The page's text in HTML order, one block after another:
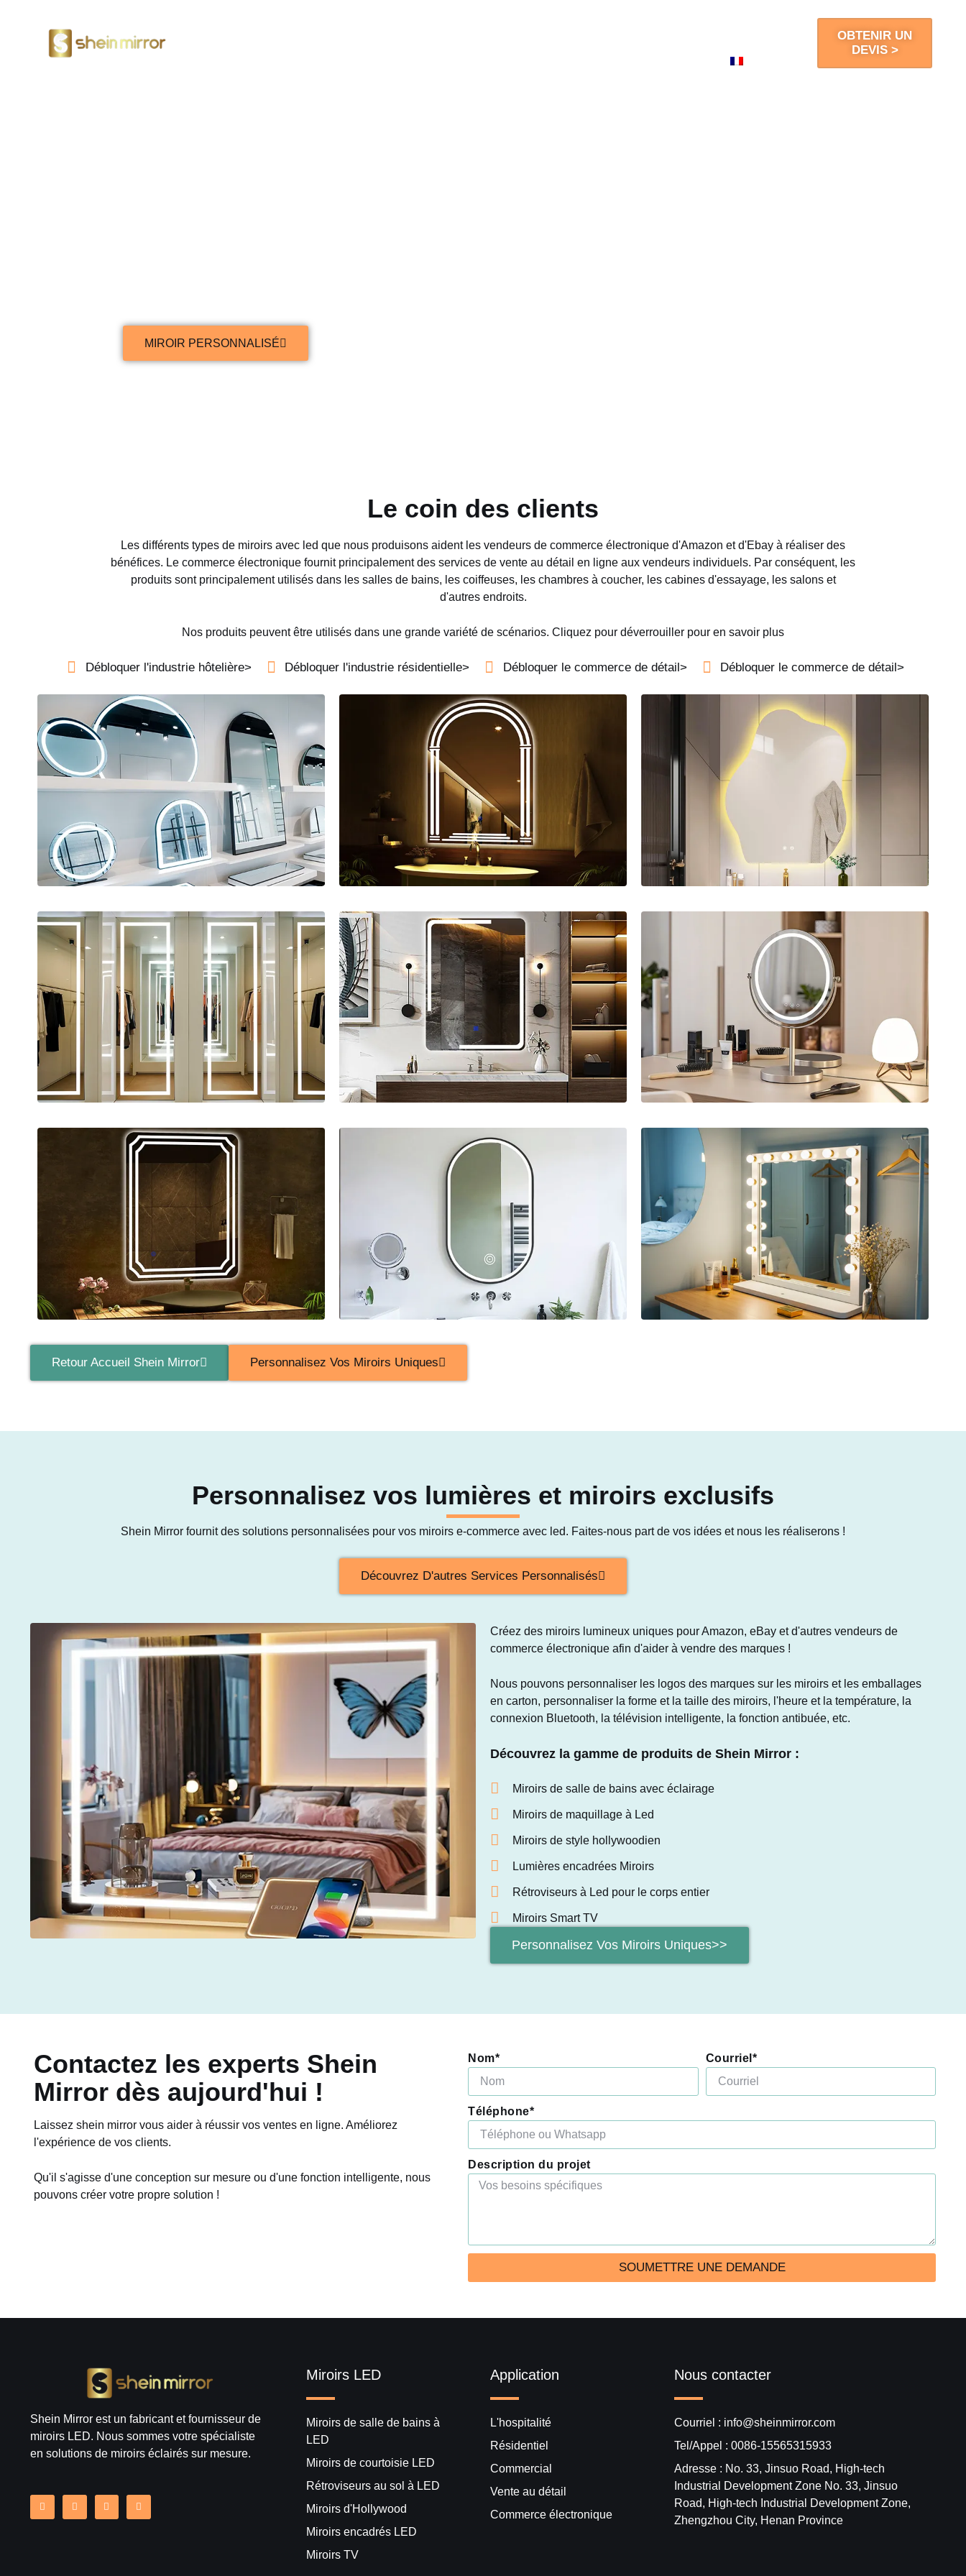
OBTENIR UN
DEVIS >
MIROIR PERSONNALISÉ
Le coin des clients
Les différents types de miroirs avec led que nous produisons aident les vendeurs de commerce électronique d'Amazon et d'Ebay à réaliser des
bénéfices. Le commerce électronique fournit principalement des services de vente au détail en ligne aux vendeurs individuels. Par conséquent, les
produits sont principalement utilisés dans les salles de bains, les coiffeuses, les chambres à coucher, les cabines d'essayage, les salons et
d'autres endroits.
Nos produits peuvent être utilisés dans une grande variété de scénarios. Cliquez pour déverrouiller pour en savoir plus
Débloquer l'industrie hôtelière> Débloquer l'industrie résidentielle> Débloquer le commerce de détail> Débloquer le commerce de détail>
Retour Accueil Shein Mirror Personnalisez Vos Miroirs Uniques
Personnalisez vos lumières et miroirs exclusifs
Shein Mirror fournit des solutions personnalisées pour vos miroirs e-commerce avec led. Faites-nous part de vos idées et nous les réaliserons !
Découvrez D'autres Services Personnalisés
Créez des miroirs lumineux uniques pour Amazon, eBay et d'autres vendeurs de
commerce électronique afin d'aider à vendre des marques !
Nous pouvons personnaliser les logos des marques sur les miroirs et les emballages
en carton, personnaliser la forme et la taille des miroirs, l'heure et la température, la
connexion Bluetooth, la télévision intelligente, la fonction antibuée, etc.
Découvrez la gamme de produits de Shein Mirror :
Miroirs de salle de bains avec éclairage
Miroirs de maquillage à Led
Miroirs de style hollywoodien
Lumières encadrées Miroirs
Rétroviseurs à Led pour le corps entier
Miroirs Smart TV
Personnalisez Vos Miroirs Uniques>>
Contactez les experts Shein
Mirror dès aujourd'hui !
Laissez shein mirror vous aider à réussir vos ventes en ligne. Améliorez
l'expérience de vos clients.
Qu'il s'agisse d'une conception sur mesure ou d'une fonction intelligente, nous
pouvons créer votre propre solution !
Nom* Courriel*
Téléphone*
Description du projet
SOUMETTRE UNE DEMANDE
Shein Mirror est un fabricant et fournisseur de
miroirs LED. Nous sommes votre spécialiste
en solutions de miroirs éclairés sur mesure.
Miroirs LED
Miroirs de salle de bains à
LED
Miroirs de courtoisie LED
Rétroviseurs au sol à LED
Miroirs d'Hollywood
Miroirs encadrés LED
Miroirs TV
Application
L'hospitalité
Résidentiel
Commercial
Vente au détail
Commerce électronique
Nous contacter
Courriel : info@sheinmirror.com
Tel/Appel : 0086-15565315933
Adresse : No. 33, Jinsuo Road, High-tech
Industrial Development Zone No. 33, Jinsuo
Road, High-tech Industrial Development Zone,
Zhengzhou City, Henan Province